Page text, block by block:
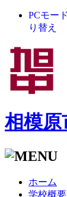
PCモー
り替え
相模原
ホーム
学校概要